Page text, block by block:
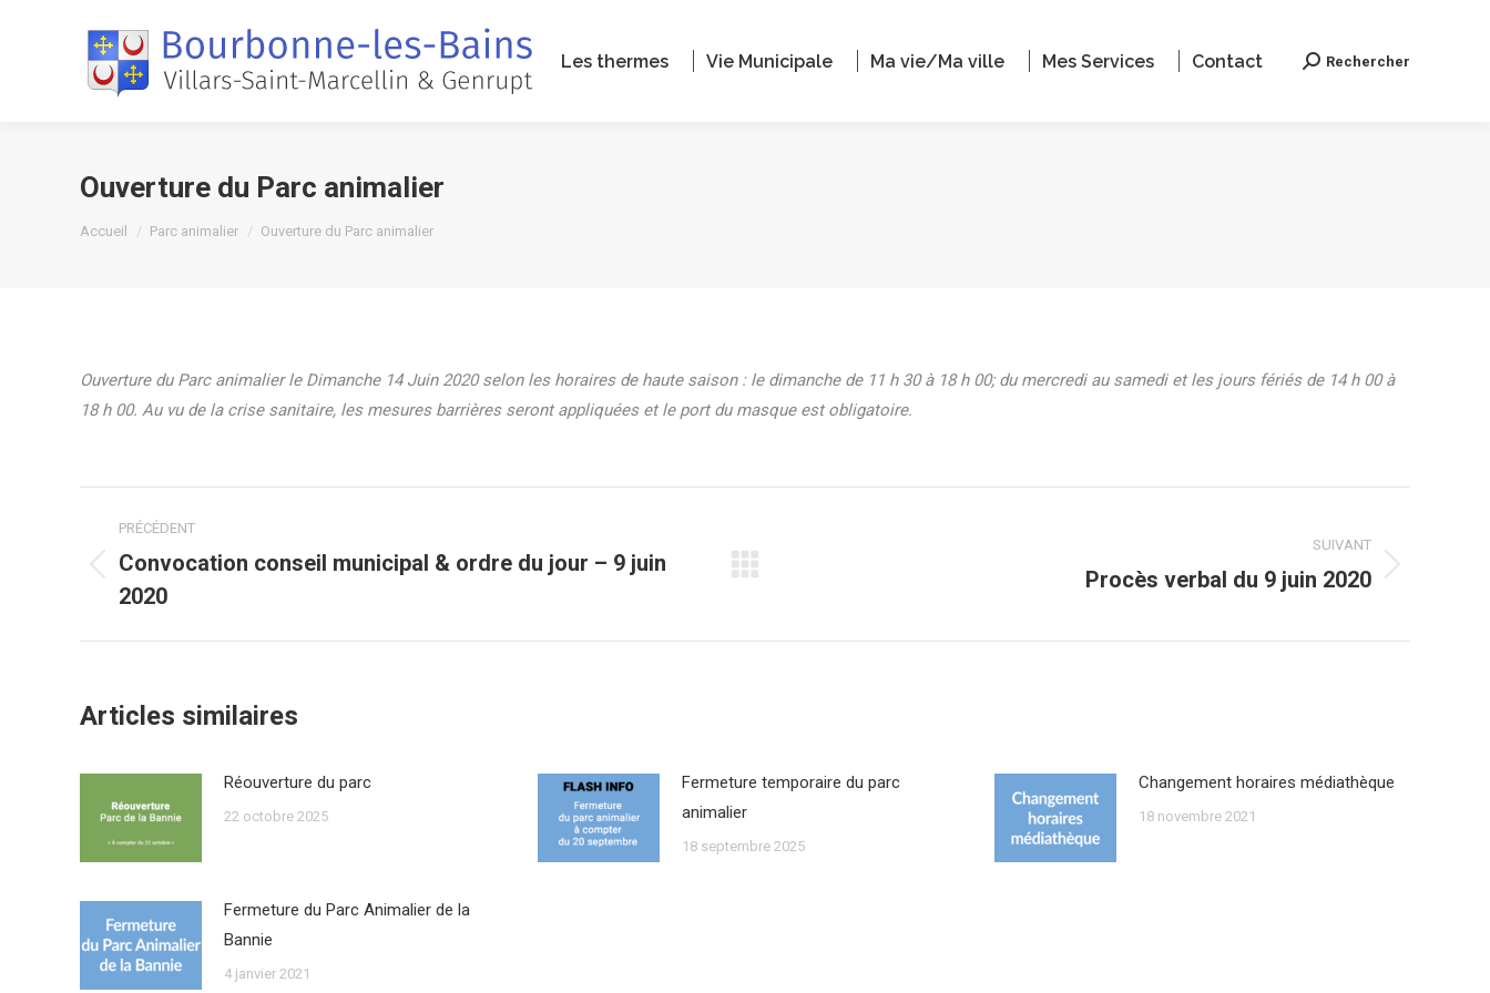
Les thermes Vie Municipale Ma vie/Ma ville Mes Services Contact Recherche
Rechercher
Ouverture du Parc animalier
Vous êtes ici :
Accueil Parc animalier Ouverture du Parc animalier
Ouverture du Parc animalier le Dimanche 14 Juin 2020 selon les horaires de haute saison : le dimanche de 11 h 30 à 18 h 00; du mercredi au samedi et les jours fériés de 14 h 00 à
18 h 00. Au vu de la crise sanitaire, les mesures barrières seront appliquées et le port du masque est obligatoire.
Post
navigation
PRÉCÉDENT
Onglet
précédent
Convocation conseil municipal & ordre du jour – 9 juin
2020
SUIVANT
Procès verbal du 9 juin 2020
Articles similaires
Réouverture du parc
22 octobre 2025
Fermeture temporaire du parc
animalier
18 septembre 2025
Changement horaires médiathèque
18 novembre 2021
Fermeture du Parc Animalier de la
Bannie
4 janvier 2021